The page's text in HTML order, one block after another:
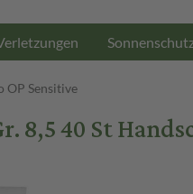
OP Sensitive
8,5 40 St